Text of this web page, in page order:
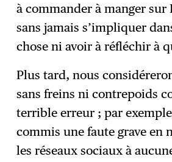
à commander à manger sur
sans jamais s’impliquer
chose ni avoir à réfléchir à
Plus tard, nous
sans freins ni contrepoids
terrible erreur ; par
commis une faute grave en
les réseaux sociaux à